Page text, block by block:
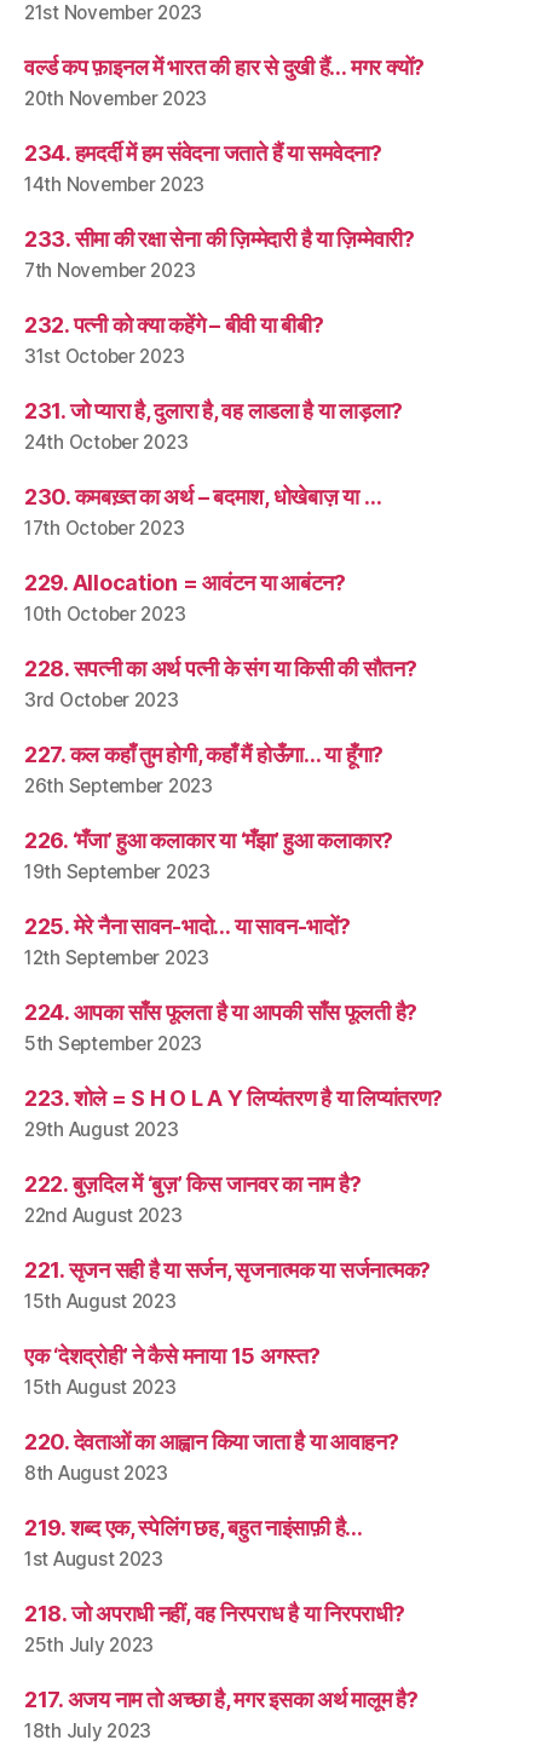
21st November 2023
वर्ल्ड कप फ़ाइनल में भारत की हार से दुखी हैं… मगर क्यों?
20th November 2023
234. हमदर्दी में हम संवेदना जताते हैं या समवेदना?
14th November 2023
233. सीमा की रक्षा सेना की ज़िम्मेदारी है या ज़िम्मेवारी?
7th November 2023
232. पत्नी को क्या कहेंगे – बीवी या बीबी?
31st October 2023
231. जो प्यारा है, दुलारा है, वह लाडला है या लाड़ला?
24th October 2023
230. कमबख़्त का अर्थ – बदमाश, धोखेबाज़ या …
17th October 2023
229. Allocation = आवंटन या आबंटन?
10th October 2023
228. सपत्नी का अर्थ पत्नी के संग या किसी की सौतन?
3rd October 2023
227. कल कहाँ तुम होगी, कहाँ मैं होऊँगा… या हूँगा?
26th September 2023
226. ‘मँजा’ हुआ कलाकार या ‘मँझा’ हुआ कलाकार?
19th September 2023
225. मेरे नैना सावन-भादो… या सावन-भादों?
12th September 2023
224. आपका साँस फूलता है या आपकी साँस फूलती है?
5th September 2023
223. शोले = S H O L A Y लिप्यंतरण है या लिप्यांतरण?
29th August 2023
222. बुज़दिल में ‘बुज़’ किस जानवर का नाम है?
22nd August 2023
221. सृजन सही है या सर्जन, सृजनात्मक या सर्जनात्मक?
15th August 2023
एक ‘देशद्रोही’ ने कैसे मनाया 15 अगस्त?
15th August 2023
220. देवताओं का आह्वान किया जाता है या आवाहन?
8th August 2023
219. शब्द एक, स्पेलिंग छह, बहुत नाइंसाफ़ी है…
1st August 2023
218. जो अपराधी नहीं, वह निरपराध है या निरपराधी?
25th July 2023
217. अजय नाम तो अच्छा है, मगर इसका अर्थ मालूम है?
18th July 2023